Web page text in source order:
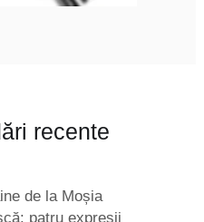
recente
de la Moșia
patru expresii